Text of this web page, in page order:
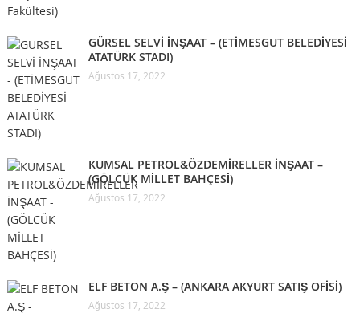
GÜRSEL SELVİ İNŞAAT – (ETİMESGUT BELEDİYESİ
ATATÜRK STADI)
Ağustos 17, 2022
KUMSAL PETROL&ÖZDEMİRELLER İNŞAAT –
(GÖLCÜK MİLLET BAHÇESİ)
Ağustos 17, 2022
ELF BETON A.Ş – (ANKARA AKYURT SATIŞ OFİSİ)
Ağustos 17, 2022